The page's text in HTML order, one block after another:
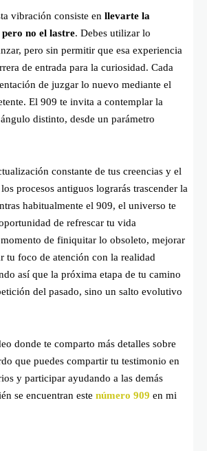
vibración consiste en llevarte la
no el lastre. Debes utilizar lo
pero sin permitir que esa experiencia
de entrada para la curiosidad. Cada
de juzgar lo nuevo mediante el
El 909 te invita a contemplar la
distinto, desde un parámetro
constante de tus creencias y el
procesos antiguos lograrás trascender la
habitualmente el 909, el universo te
de refrescar tu vida
de finiquitar lo obsoleto, mejorar
tu foco de atención con la realidad
así que la próxima etapa de tu camino
del pasado, sino un salto evolutivo
donde te comparto más detalles sobre
que puedes compartir tu testimonio en
y participar ayudando a las demás
se encuentran este número 909 en mi